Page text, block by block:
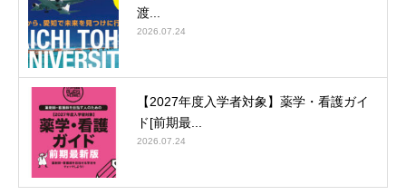
渡...
2026.07.24
【2027年度入学者対象】薬学・看護ガイ
ド[前期最...
2026.07.24